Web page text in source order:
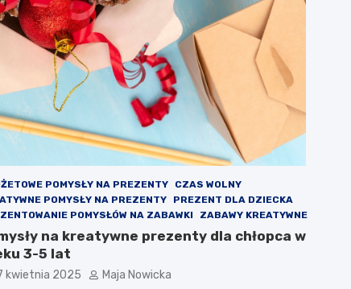
POMYSŁY NA PREZENTY
CZAS WOLNY
POMYSŁY NA PREZENTY
PREZENT DLA DZIECKA
POMYSŁÓW NA ZABAWKI
ZABAWY KREATYWNE
na kreatywne prezenty dla chłopca w
3-5 lat
kwietnia 2025 Maja Nowicka